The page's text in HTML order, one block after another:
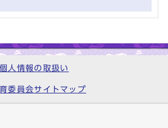
個人情報の取扱い
委員会サイトマップ